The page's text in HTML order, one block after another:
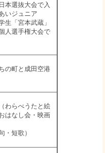
本選抜大会で入
いジュニア
生「宮本武蔵」
人選手権大会で
の町と成田空港
わらべうたと絵
はなし会・映画
・短歌）